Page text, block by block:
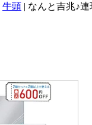
牛頭 | なんと吉兆♪